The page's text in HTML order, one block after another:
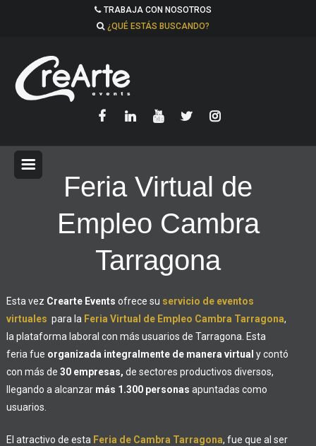
TRABAJA CON NOSOTROS
¿QUÉ ESTÁS BUSCANDO?
Feria Virtual de
Empleo Cambra
Tarragona
Esta vez Crearte Events ofrece su servicio de eventos
virtuales para la Feria Virtual de Empleo Cambra Tarragona,
la plataforma laboral con más usuarios de Tarragona. Esta
feria fue organizada integralmente de manera virtual y contó
con más de 30 empresas, de sectores productivos diversos,
llegando a alcanzar más 1.300 personas apuntadas como
usuarios.
El atractivo de esta Feria de Cambra Tarragona, fue que al ser